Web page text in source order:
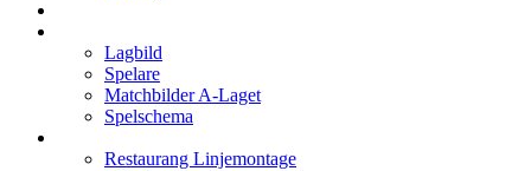
Lagbild
Spelare
Matchbilder A-Laget
Spelschema
Restaurang Linjemontage